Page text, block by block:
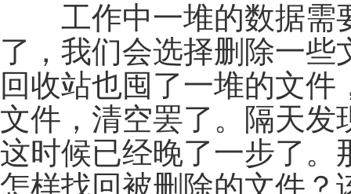
工作中一堆的数据需
了，我们会选择删除一
回收站也囤了一堆的文
文件，清空罢了。隔天发
这时候已经晚了一步了。
怎样找回被删除的文件？